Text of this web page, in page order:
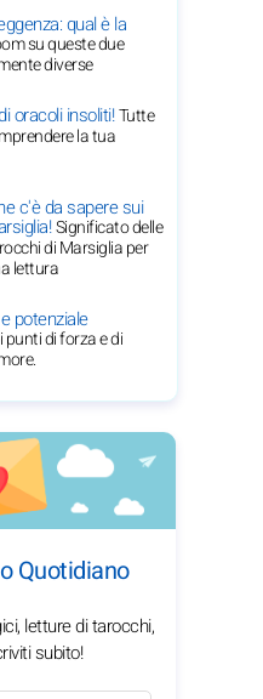
qual è la
su queste due
diverse
oracoli insoliti!Tutte
la tua
c'è da sapere sui
Significato delle
di Marsiglia per
lettura
potenziale
punti di forza e di
Quotidiano
letture di tarocchi,
subito!